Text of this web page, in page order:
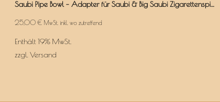
Saubi Pipe Bowl – Adapter für Saubi & Big Saubi Zigarettenspitzen
25,00 € MwSt. inkl. wo zutreffend
Enthält 19% MwSt.
zzgl. Versand